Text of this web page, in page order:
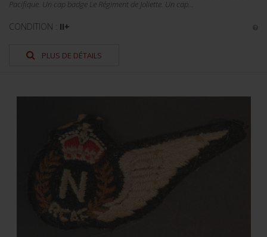
Pacifique. Un cap badge Le Régiment de Joliette. Un cap...
CONDITION : II+
PLUS DE DÉTAILS